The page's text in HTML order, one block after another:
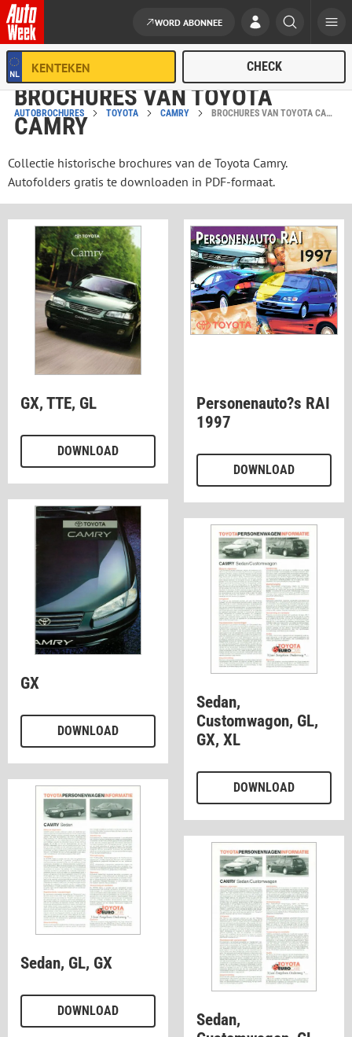
Ga naar de inhoud
WORD ABONNEE
AUTOBROCHURES TOYOTA CAMRY BROCHURES VAN TOYOTA CAMRY
BROCHURES VAN TOYOTA
CAMRY
Collectie historische brochures van de Toyota Camry.
Autofolders gratis te downloaden in PDF-formaat.
GX, TTE, GL
DOWNLOAD
Personenauto?s RAI
1997
DOWNLOAD
GX
DOWNLOAD
Sedan,
Customwagon, GL,
GX, XL
DOWNLOAD
Sedan, GL, GX
DOWNLOAD
Sedan,